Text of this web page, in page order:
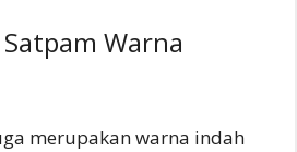
Warna
merupakan warna indah